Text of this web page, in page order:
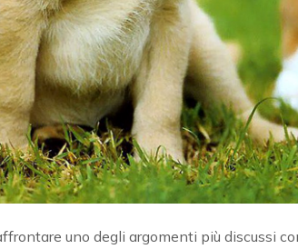
uno degli argomenti più discussi